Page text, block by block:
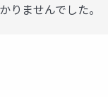
りませんでした。